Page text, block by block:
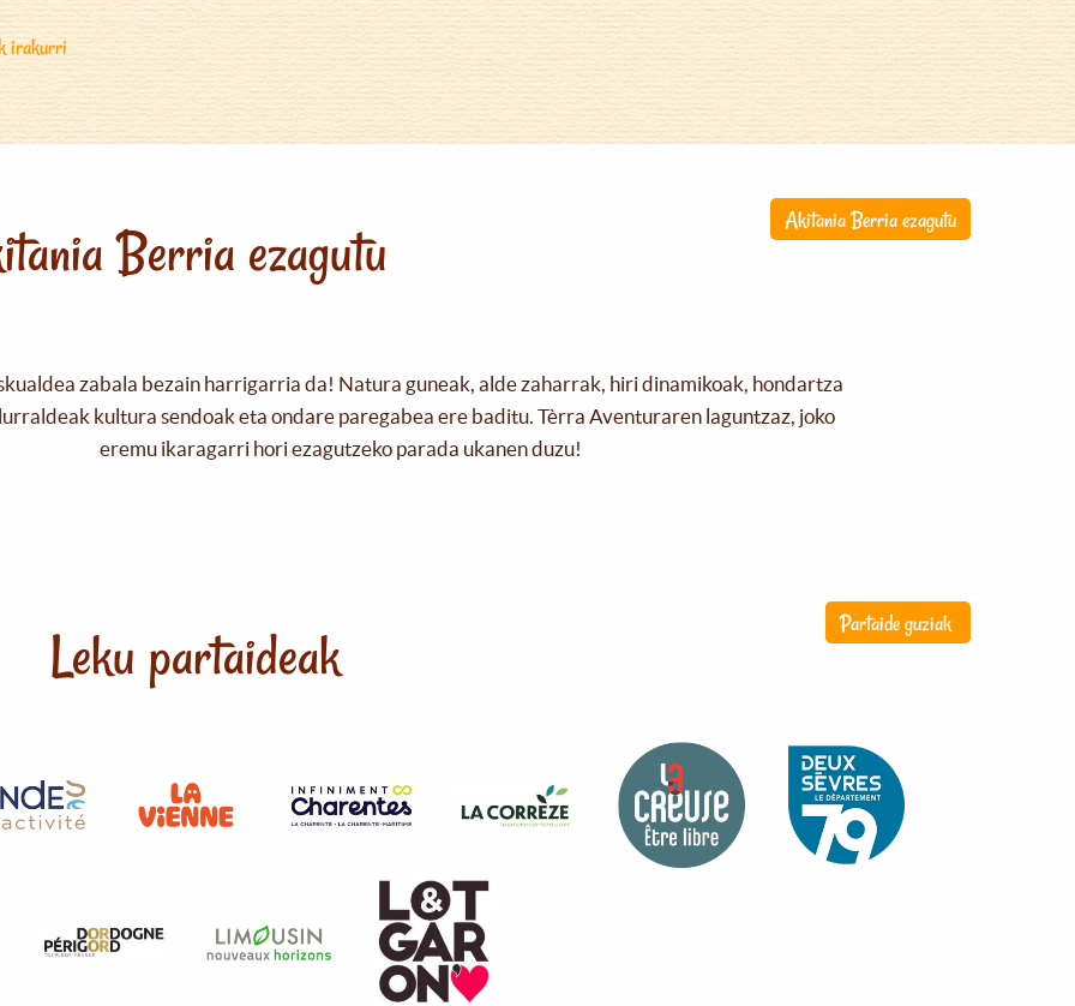
irakurri
Akitania Berria ezagutu
Berria ezagutu
zabala bezain harrigarria da! Natura guneak, alde zaharrak, hiri dinamikoak, hondartza
kultura sendoak eta ondare paregabea ere baditu. Tèrra Aventuraren laguntzaz, joko
eremu ikaragarri hori ezagutzeko parada ukanen duzu!
Partaide guziak
Leku partaideak